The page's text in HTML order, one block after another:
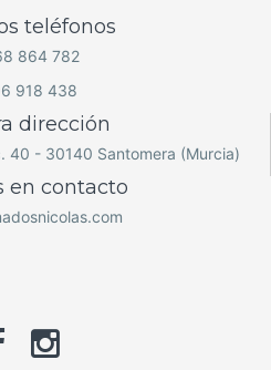
teléfonos
864 782
918 438
dirección
40 - 30140 Santomera (Murcia)
en contacto